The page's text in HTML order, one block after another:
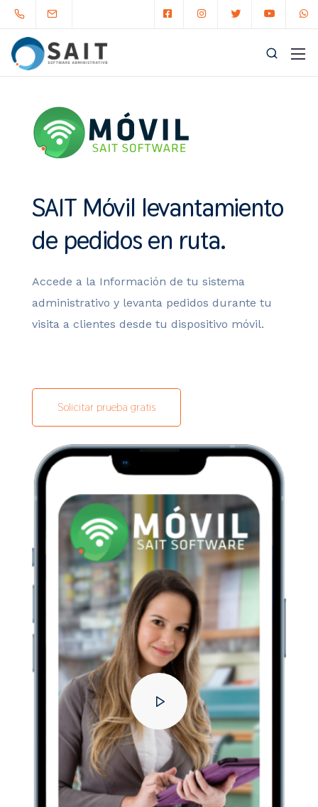
SAIT Móvil levantamiento
de pedidos en ruta.
Accede a la Información de tu sistema
administrativo y levanta pedidos durante tu
visita a clientes desde tu dispositivo móvil.
Solicitar prueba gratis